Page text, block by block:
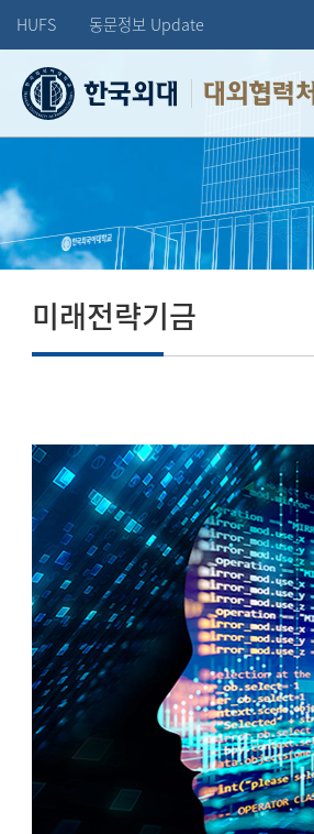
HUFS 동문정보 Update
대외협력처
미래전략기금